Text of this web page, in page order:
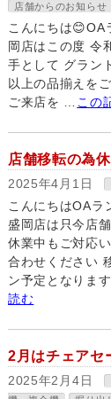
店舗からのお知らせ
こんにちは😊OA
岡店はこの度 令
手として グラン
以上の品揃えを
ご来店を …
この
店舗移転の為
2025年4月1日
こんにちはOAラ
盛岡店は只今店
休業中もご対応
合わせください
ン予定となりま
読む
2月はチェアセ
2025年2月4日